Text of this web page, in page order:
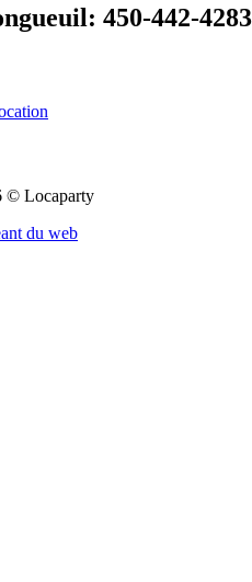
450-442-4283
© Locaparty